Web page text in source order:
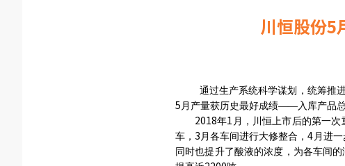
川恒股份5
通过生产系统科学谋划，统筹推
5 月产量获历史最好成绩——入库产品
2018年1 月，川恒上市后的第一次
车，3 月各车间进行大修整合，4 月进一
同时也提升了酸液的浓度，为各车间